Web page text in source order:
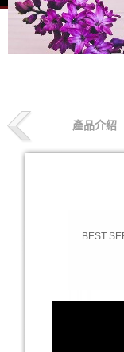
產品介紹
索取專線
BEST